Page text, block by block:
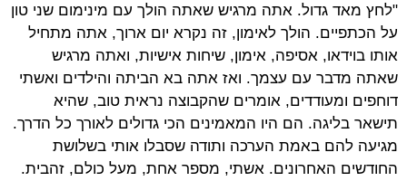
"לחץ מאד גדול. אתה מרגיש שאתה הולך עם מינימום שני טון
על הכתפיים. הולך לאימון, זה נקרא יום ארוך, אתה מתחיל
אותו בוידאו, אסיפה, אימון, שיחות אישיות, ואתה מרגיש
שאתה מדבר עם עצמך. ואז אתה בא הביתה והילדים ואשתי
דוחפים ומעודדים, אומרים שהקבוצה נראית טוב, שהיא
תישאר בליגה. הם היו המאמינים הכי גדולים לאורך כל הדרך.
מגיעה להם באמת הערכה ותודה שסבלו אותי בשלושת
החודשים האחרונים. אשתי, מספר אחת, מעל כולם, זהבית.